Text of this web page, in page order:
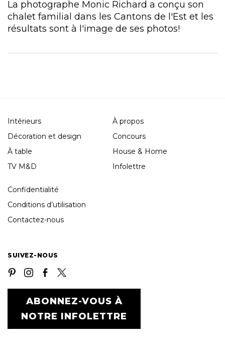
La photographe Monic Richard a conçu son
chalet familial dans les Cantons de l'Est et les
résultats sont à l'image de ses photos!
Intérieurs
Décoration et design
À table
TV M&D
À propos
Concours
House & Home
Infolettre
Confidentialité
Conditions d’utilisation
Contactez-nous
SUIVEZ-NOUS
ABONNEZ-VOUS À
NOTRE INFOLETTRE